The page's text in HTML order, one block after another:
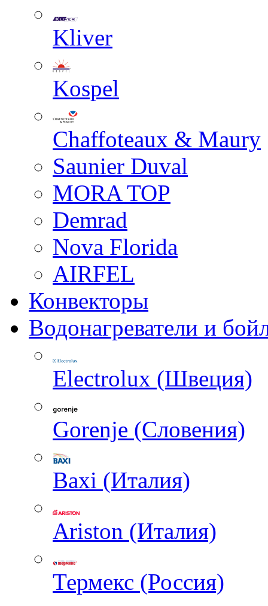
Kliver
Kospel
Chaffoteaux & Maury
Saunier Duval
MORA TOP
Demrad
Nova Florida
AIRFEL
Конвекторы
Водонагреватели и
Electrolux (Швеция)
Gorenje (Словения)
Baxi (Италия)
Ariston (Италия)
Термекс (Россия)